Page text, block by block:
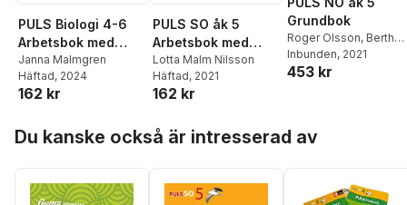
PULS Biologi 4-6
Arbetsbok med
elevwebb, fjärde
upplagan
Janna Malmgren
Häftad, 2024
162 kr
PULS SO åk 5
Arbetsbok med
elevwebb
Lotta Malm Nilsson
Häftad, 2021
162 kr
Grundbok
Roger Olsson, Berth
Belfrage,Staffan
Sjöberg,
Thapper
Inbunden, 2021
453 kr
Du kanske också är intresserad av